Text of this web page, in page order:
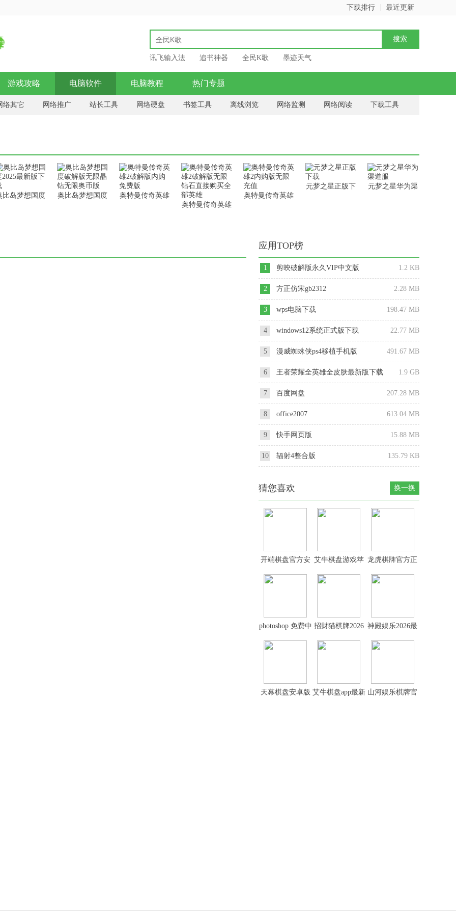
最近更新
下载排行
讯飞输入法 追书神器 全民K歌 墨迹天气
游戏攻略 电脑软件 电脑教程 热门专题
络其它 网络推广 站长工具 网络硬盘 书签工具 离线浏览 网络监测 网络阅读 下载工具
比岛梦想国度
奥比岛梦想国度
奥特曼传奇英雄
奥特曼传奇英雄
奥特曼传奇英雄
元梦之星正版下
元梦之星华为渠
应用TOP榜
1 剪映破解版永久VIP中文版 1.2 KB
2 方正仿宋gb2312 2.28 MB
3 wps电脑下载 198.47 MB
4 windows12系统正式版下载 22.77 MB
5 漫威蜘蛛侠ps4移植手机版 491.67 MB
6
王者荣耀全英雄全皮肤最新版下载
2025
1.9 GB
7 百度网盘 207.28 MB
8 office2007 613.04 MB
9 快手网页版 15.88 MB
10 辐射4整合版 135.79 KB
猜您喜欢 换一换
开端棋盘官方安 艾牛棋盘游戏苹 龙虎棋牌官方正
photoshop 免费中 招财猫棋牌2026 神殿娱乐2026最
天幕棋盘安卓版 艾牛棋盘app最新 山河娱乐棋牌官